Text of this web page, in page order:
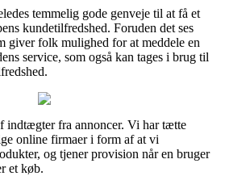
temmelig gode genveje til at få et
kundetilfredshed. Foruden det ses
giver folk mulighed for at meddele en
service, som også kan tages i brug til
indtægter fra annoncer. Vi har tætte
online firmaer i form af at vi
og tjener provision når en bruger
et køb.